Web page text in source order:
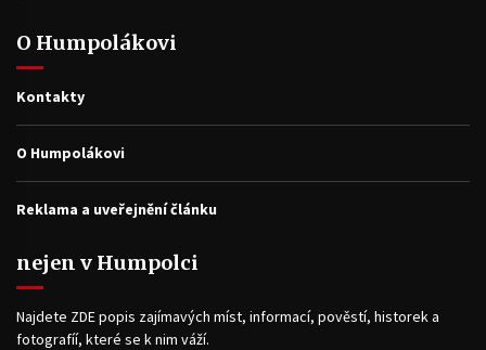
O Humpolákovi
Kontakty
O Humpolákovi
Reklama a uveřejnění článku
nejen v Humpolci
Najdete ZDE popis zajímavých míst, informací, pověstí, historek a
fotografíí, které se k nim váží.